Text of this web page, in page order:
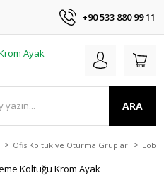
+90 533 880 99 11
ARA
Ofis Koltuk ve Oturma Grupları Lobi